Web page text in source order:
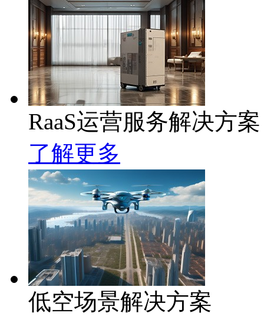
RaaS运营服务解决方案
了解更多
低空场景解决方案